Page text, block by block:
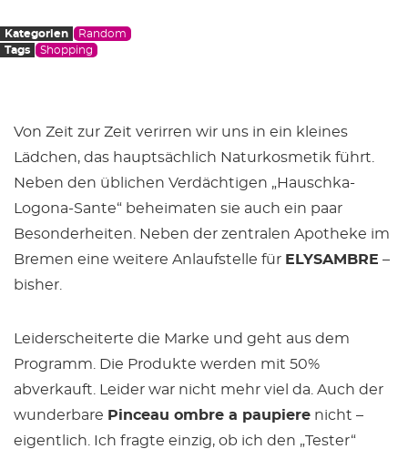
Kategorien
Random
Tags
Shopping
Von Zeit zur Zeit verirren wir uns in ein kleines
Lädchen, das hauptsächlich Naturkosmetik führt.
Neben den üblichen Verdächtigen „Hauschka-
Logona-Sante“ beheimaten sie auch ein paar
Besonderheiten. Neben der zentralen Apotheke im
Bremen eine weitere Anlaufstelle für ELYSAMBRE –
bisher.
Leiderscheiterte die Marke und geht aus dem
Programm. Die Produkte werden mit 50%
abverkauft. Leider war nicht mehr viel da. Auch der
wunderbare Pinceau ombre a paupiere nicht –
eigentlich. Ich fragte einzig, ob ich den „Tester“